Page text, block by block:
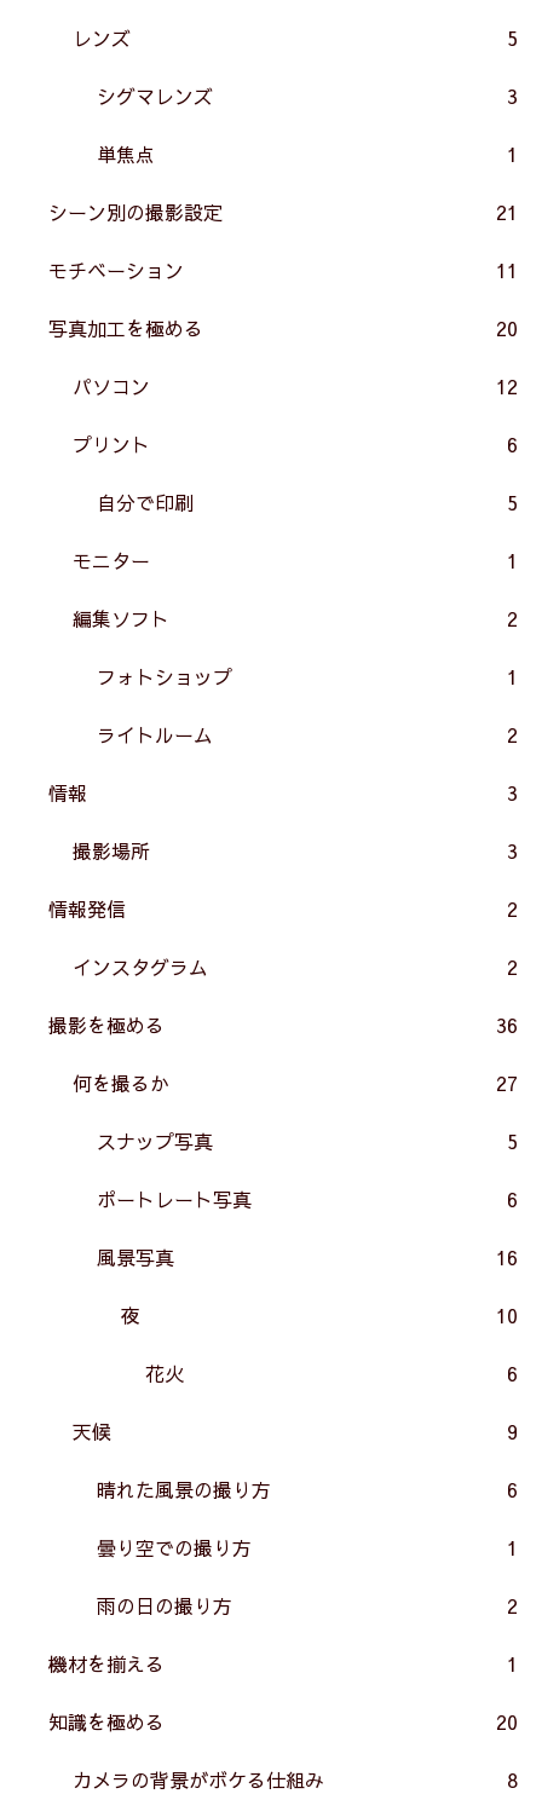
レンズ 5
シグマレンズ 3
単焦点 1
シーン別の撮影設定 21
モチベーション 11
写真加工を極める 20
パソコン 12
プリント 6
自分で印刷 5
モニター 1
編集ソフト 2
フォトショップ 1
ライトルーム 2
情報 3
撮影場所 3
情報発信 2
インスタグラム 2
撮影を極める 36
何を撮るか 27
スナップ写真 5
ポートレート写真 6
風景写真 16
夜 10
花火 6
天候 9
晴れた風景の撮り方 6
曇り空での撮り方 1
雨の日の撮り方 2
機材を揃える 1
知識を極める 20
カメラの背景がボケる仕組み 8